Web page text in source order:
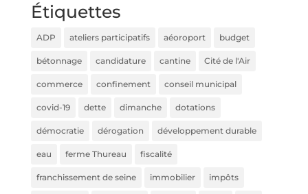
Étiquettes
ADP ateliers participatifs aéoroport budget
bétonnage candidature cantine Cité de l'Air
commerce confinement conseil municipal
covid-19 dette dimanche dotations
démocratie dérogation développement durable
eau ferme Thureau fiscalité
franchissement de seine immobilier impôts